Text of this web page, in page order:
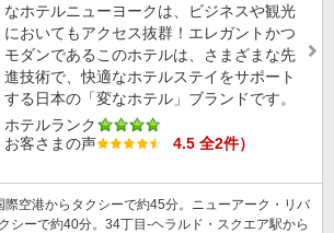
なホテルニューヨークは、ビジネスや観光
においてもアクセス抜群！エレガントかつ
モダンであるこのホテルは、さまざまな先
進技術で、快適なホテルステイをサポート
する日本の「変なホテル」ブランドです。
ホテルランク
お客さまの声
4.5 全2件）
際空港からタクシーで約45分。ニューアーク・リバ
シーで約40分。34丁目-ヘラルド・スクエア駅から